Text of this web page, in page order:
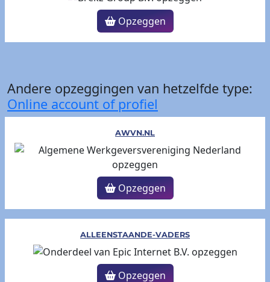
Opzeggen
Andere opzeggingen van hetzelfde type:
Online account of profiel
AWVN.NL
Opzeggen
ALLEENSTAANDE-VADERS
Opzeggen